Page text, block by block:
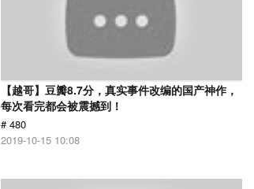
【越哥】豆瓣8.7分，真实事件改编的国产神作，
每次看完都会被震撼到！
# 480
2019-10-15 10:08